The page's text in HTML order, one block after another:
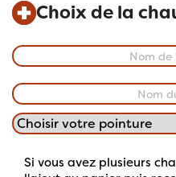
Choix de la
Si vous avez plusieurs